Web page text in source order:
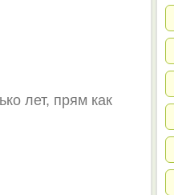
лет, прям как